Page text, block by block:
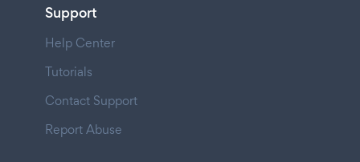
Support
Help Center
Tutorials
Contact Support
Report Abuse